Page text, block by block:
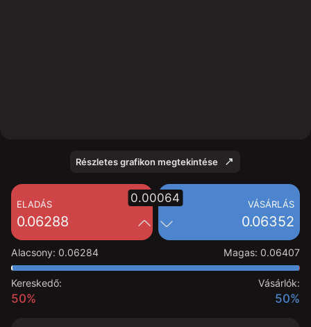
Részletes grafikon megtekintése
ELADÁS
0.06288
VÁSÁRLÁS
0.06352
0.00064
Alacsony: 0.06284 Magas: 0.06407
Kereskedő:
50%
Vásárlók:
50%